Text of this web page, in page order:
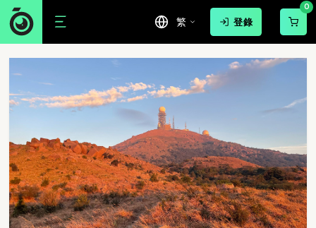
繁 登錄
0